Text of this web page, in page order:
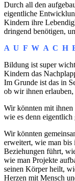
Durch all den
eigentliche
Kindern ihre
dringend benötigen,
A U F W A C H
Bildung ist super
Kindern das
Im Grunde ist das in
ob wir ihnen
Wir könnten mit ihnen
wie es denn eigentlich
Wir könnten
erweitert, wie man
Beziehungen führt,
wie man Projekte
seinen Körper heilt,
Herzen mit Mensch